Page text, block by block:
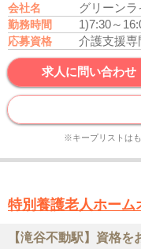
会社名 グリーン
勤務時間 1)7:30～
応募資格
求人に問い合わせ
※キープリストは
特別養護老人ホーム
【滝谷不動駅】資格